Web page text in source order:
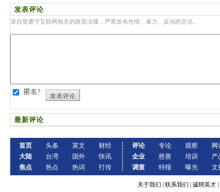
发表评论
请自觉遵守互联网相关的政策法规，严禁发布色情、暴力、反动的言论。
匿名?
发表评论
最新评论
首页
大陆
焦点
头条
台湾
热点
英文
国外
热词
财经
快讯
打传
评论
企业
调查
专论
慈善
特报
观察
培训
曝光
网
产
文
关于我们 联系我们 诚聘英才